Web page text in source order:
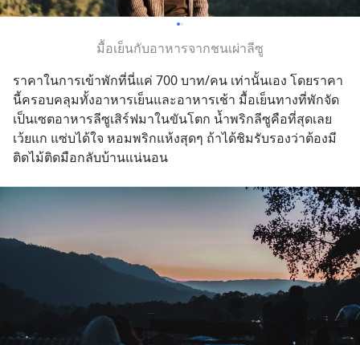
มื้อเย็นกับอาหารจากชนเผ่าลีซู
ราคาในการเข้าพักที่นี่แค่ 700 บาท/คน เท่านั้นเอง โดยราคา
นี้ครอบคลุมทั้งอาหารเย็นและอาหารเช้า มื้อเย็นทางที่พักจัด
เป็นเซตอาหารลีซูเสิร์ฟมาในขันโตก น้ำพริกลีซูคือที่สุดเลย
เว้ยแก แซ่บได้ใจ หอมพริกแห้งสุดๆ ถ้าได้ชิมรับรองว่าต้องมี
ติดไม้ติดมือกลับบ้านแน่นอน